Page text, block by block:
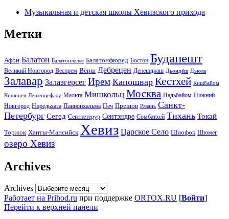
Музыкальная и детская школы Хевизского прихода
Метки
Афон Балатон Балатонлелле Балатонфюред Бостон Будапешт
Великий Новгород Веспрем Вёрш Дебрецен Денешдиаш Дьондёш Дьюла
Залавар Залаэгерсег Ирем Капошвар Кестхей Кишбайом
Кишинев Лешенцефалу Мальта Мишкольц Москва Надьбайом Нижний
Новгород Ниредьхаза Паннонхальма Печ Прешов Рязань Санкт-
Петербург Сегед Сентпетерур Сентэндре Сомбатхей Тихань Токай
Торжок Ханты-Мансийск Хевиз Царское Село Шиофок Шюмег
озеро Хевиз
Archives
Archives
Работает на Prihod.ru при поддержке ORTOX.RU [Войти]
Перейти к верхней панели